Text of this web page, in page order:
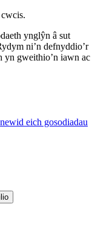
ynglŷn â sut
ni’n defnyddio’r
yn gweithio’n iawn ac
newid eich gosodiadau